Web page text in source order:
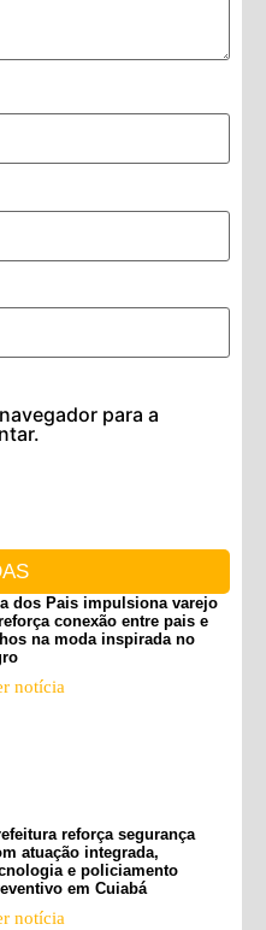
para a
dos Pais impulsiona varejo
conexão entre pais e
na moda inspirada no
notícia
reforça segurança
atuação integrada,
e policiamento
em Cuiabá
notícia